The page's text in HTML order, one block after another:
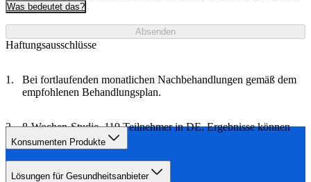
Was bedeutet das?
Absenden
Haftungsausschlüsse
Bei fortlaufenden monatlichen Nachbehandlungen gemäß dem
empfohlenen Behandlungsplan.
8-Wochen-Studie, 119 Teilnehmer in DE. Ergebnisse können
variieren.
Konsumenten Produkte
Lösungen für Gesundheitsanbieter